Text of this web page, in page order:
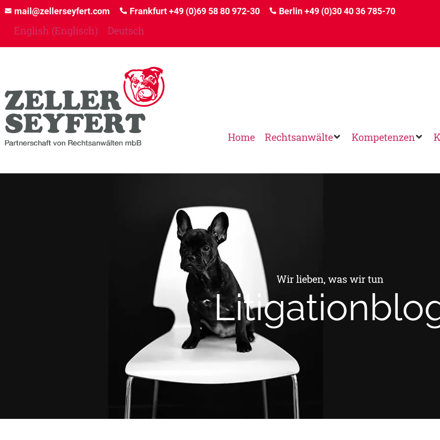
mail@zellerseyfert.com Frankfurt+49 (0)69 58 80 972-30 Berlin+49 (0)30 40 36 785-70
English (Englisch) Deutsch
Home Rechtsanwälte Kompetenzen
Wir lieben, was wir tun